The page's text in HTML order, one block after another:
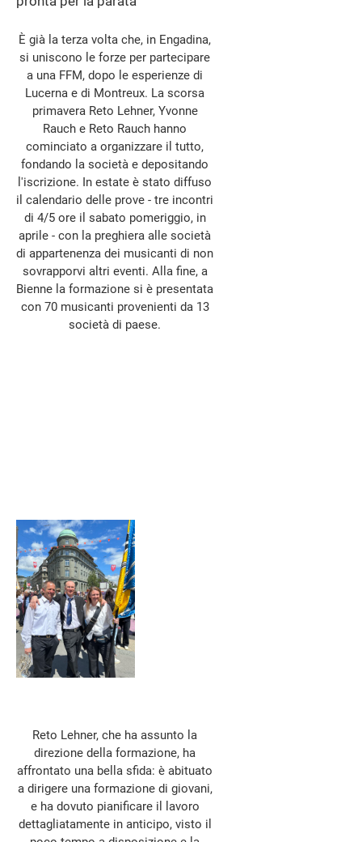
È già la terza volta che, in Engadina,
si uniscono le forze per partecipare
a una FFM, dopo le esperienze di
Lucerna e di Montreux. La scorsa
primavera Reto Lehner, Yvonne
Rauch e Reto Rauch hanno
cominciato a organizzare il tutto,
fondando la società e depositando
l'iscrizione. In estate è stato diffuso
il calendario delle prove - tre incontri
di 4/5 ore il sabato pomeriggio, in
aprile - con la preghiera alle società
di appartenenza dei musicanti di non
sovrapporvi altri eventi. Alla fine, a
Bienne la formazione si è presentata
con 70 musicanti provenienti da 13
società di paese.
Reto Lehner, che ha assunto la
direzione della formazione, ha
affrontato una bella sfida: è abituato
a dirigere una formazione di giovani,
e ha dovuto pianificare il lavoro
dettagliatamente in anticipo, visto il